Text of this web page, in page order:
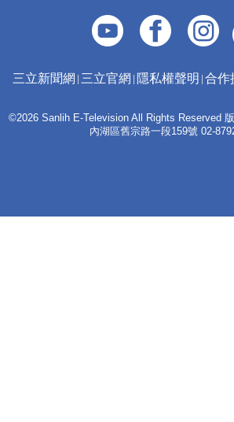
三立新聞網 三立官網 隱私權聲明 合作
©2026 Sanlih E-Television All Rights Reserved
內湖區舊宗路一段159號 02-